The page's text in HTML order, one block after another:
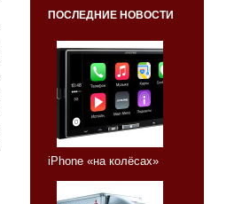
ПОСЛЕДНИЕ НОВОСТИ
iPhone «на колёсах»